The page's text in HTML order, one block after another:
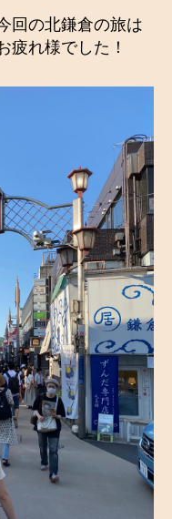
回の北鎌倉の旅は
疲れ様でした！